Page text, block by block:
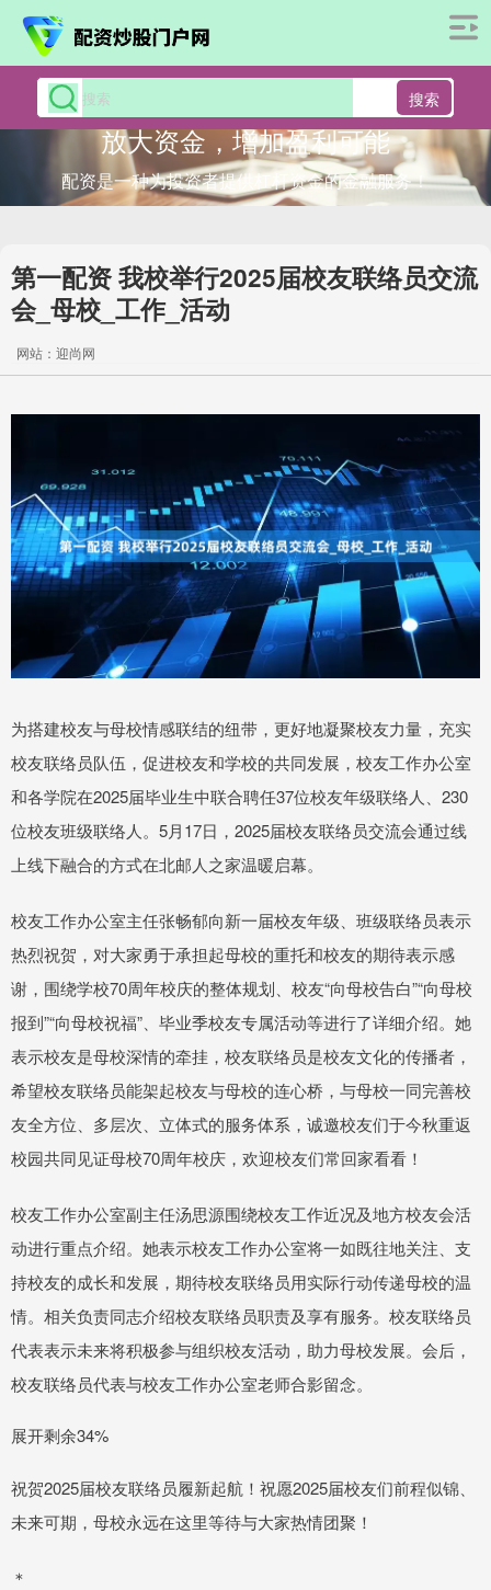
搜索
放大资金，增加盈利可能
配资是一种为投资者提供杠杆资金的金融服务！
第一配资 我校举行2025届校友联络员交流
会_母校_工作_活动
网站：迎尚网
为搭建校友与母校情感联结的纽带，更好地凝聚校友力量，充实
校友联络员队伍，促进校友和学校的共同发展，校友工作办公室
和各学院在2025届毕业生中联合聘任37位校友年级联络人、230
位校友班级联络人。5月17日，2025届校友联络员交流会通过线
上线下融合的方式在北邮人之家温暖启幕。
校友工作办公室主任张畅郁向新一届校友年级、班级联络员表示
热烈祝贺，对大家勇于承担起母校的重托和校友的期待表示感
谢，围绕学校70周年校庆的整体规划、校友“向母校告白”“向母校
报到”“向母校祝福”、毕业季校友专属活动等进行了详细介绍。她
表示校友是母校深情的牵挂，校友联络员是校友文化的传播者，
希望校友联络员能架起校友与母校的连心桥，与母校一同完善校
友全方位、多层次、立体式的服务体系，诚邀校友们于今秋重返
校园共同见证母校70周年校庆，欢迎校友们常回家看看！
校友工作办公室副主任汤思源围绕校友工作近况及地方校友会活
动进行重点介绍。她表示校友工作办公室将一如既往地关注、支
持校友的成长和发展，期待校友联络员用实际行动传递母校的温
情。相关负责同志介绍校友联络员职责及享有服务。校友联络员
代表表示未来将积极参与组织校友活动，助力母校发展。会后，
校友联络员代表与校友工作办公室老师合影留念。
展开剩余34%
祝贺2025届校友联络员履新起航！祝愿2025届校友们前程似锦、
未来可期，母校永远在这里等待与大家热情团聚！
＊